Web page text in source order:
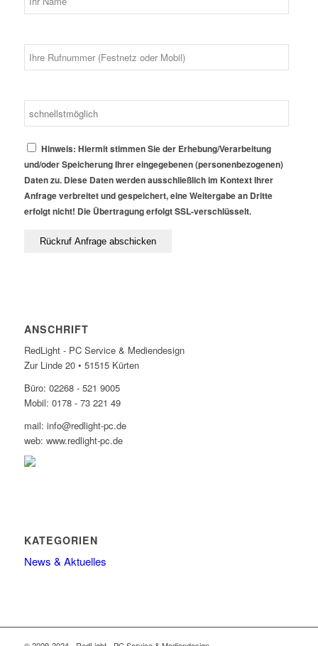
Hinweis: Hiermit stimmen Sie der Erhebung/Verarbeitung
und/oder Speicherung Ihrer eingegebenen (personenbezogenen)
Daten zu. Diese Daten werden ausschließlich im Kontext Ihrer
Anfrage verbreitet und gespeichert, eine Weitergabe an Dritte
erfolgt nicht! Die Übertragung erfolgt SSL-verschlüsselt.
ANSCHRIFT
RedLight - PC Service & Mediendesign
Zur Linde 20 • 51515 Kürten
Büro: 02268 - 521 9005
Mobil: 0178 - 73 221 49
mail: info@redlight-pc.de
web: www.redlight-pc.de
KATEGORIEN
News & Aktuelles